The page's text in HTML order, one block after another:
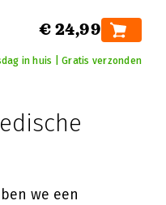
€ 24,99
in huis | Gratis verzonden
we een